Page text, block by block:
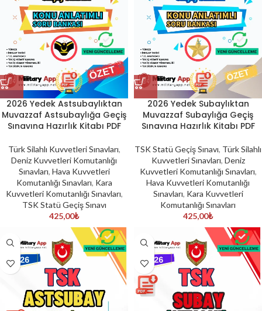
2026 Yedek Astsubaylıktan
Muvazzaf Astsubaylığa Geçiş
Sınavına Hazırlık Kitabı PDF
Türk Silahlı Kuvvetleri Sınavları,
Deniz Kuvvetleri Komutanlığı
Sınavları, Hava Kuvvetleri
Komutanlığı Sınavları, Kara
Kuvvetleri Komutanlığı Sınavları,
TSK Statü Geçiş Sınavı
425,00₺
2026 Yedek Subaylıktan
Muvazzaf Subaylığa Geçiş
Sınavına Hazırlık Kitabı PDF
TSK Statü Geçiş Sınavı, Türk Silahlı
Kuvvetleri Sınavları, Deniz
Kuvvetleri Komutanlığı Sınavları,
Hava Kuvvetleri Komutanlığı
Sınavları, Kara Kuvvetleri
Komutanlığı Sınavları
425,00₺